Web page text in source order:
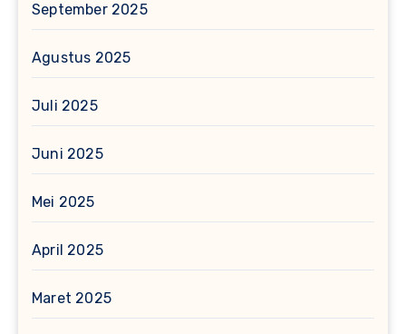
September 2025
Agustus 2025
Juli 2025
Juni 2025
Mei 2025
April 2025
Maret 2025